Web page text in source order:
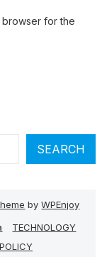
browser for the
SEARCH
byWPEnjoy
TECHNOLOGY